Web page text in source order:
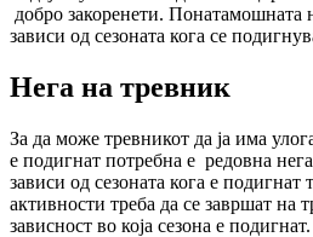
добро закоренети. Понатамошната
зависи од сезоната кога се
Нега на тревник
За да може тревникот да ја има
е подигнат потребна е редовна
зависи од сезоната кога е
активности треба да се завршат на
зависност во која сезона е подигнат.